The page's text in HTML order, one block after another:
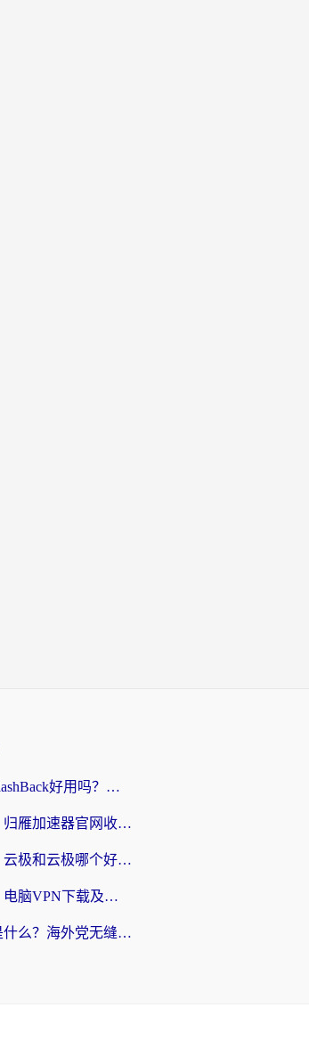
雷神手游和FlashBack好用吗？海外党亲测指南，避开破解版坑轻松访问国内资源
海外党解惑：归雁加速器官网收费吗？+3个回国加速问题的真实答案
海外党必看：云极和云极哪个好？3分钟选对回国加速器，无缝访问国内资源
海外党必看：电脑VPN下载及回国加速器选择指南——无缝访问国内资源不再难
网络加速器是什么？海外党无缝刷剧、看NBA的实用指南